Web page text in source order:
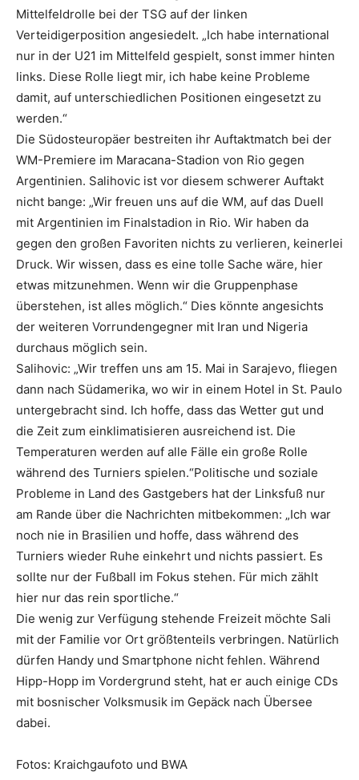
Mittelfeldrolle bei der TSG auf der linken
Verteidigerposition angesiedelt. „Ich habe international
nur in der U21 im Mittelfeld gespielt, sonst immer hinten
links. Diese Rolle liegt mir, ich habe keine Probleme
damit, auf unterschiedlichen Positionen eingesetzt zu
werden.“
Die Südosteuropäer bestreiten ihr Auftaktmatch bei der
WM-Premiere im Maracana-Stadion von Rio gegen
Argentinien. Salihovic ist vor diesem schwerer Auftakt
nicht bange: „Wir freuen uns auf die WM, auf das Duell
mit Argentinien im Finalstadion in Rio. Wir haben da
gegen den großen Favoriten nichts zu verlieren, keinerlei
Druck. Wir wissen, dass es eine tolle Sache wäre, hier
etwas mitzunehmen. Wenn wir die Gruppenphase
überstehen, ist alles möglich.“ Dies könnte angesichts
der weiteren Vorrundengegner mit Iran und Nigeria
durchaus möglich sein.
Salihovic: „Wir treffen uns am 15. Mai in Sarajevo, fliegen
dann nach Südamerika, wo wir in einem Hotel in St. Paulo
untergebracht sind. Ich hoffe, dass das Wetter gut und
die Zeit zum einklimatisieren ausreichend ist. Die
Temperaturen werden auf alle Fälle ein große Rolle
während des Turniers spielen.“Politische und soziale
Probleme in Land des Gastgebers hat der Linksfuß nur
am Rande über die Nachrichten mitbekommen: „Ich war
noch nie in Brasilien und hoffe, dass während des
Turniers wieder Ruhe einkehrt und nichts passiert. Es
sollte nur der Fußball im Fokus stehen. Für mich zählt
hier nur das rein sportliche.“
Die wenig zur Verfügung stehende Freizeit möchte Sali
mit der Familie vor Ort größtenteils verbringen. Natürlich
dürfen Handy und Smartphone nicht fehlen. Während
Hipp-Hopp im Vordergrund steht, hat er auch einige CDs
mit bosnischer Volksmusik im Gepäck nach Übersee
dabei.
Fotos: Kraichgaufoto und BWA